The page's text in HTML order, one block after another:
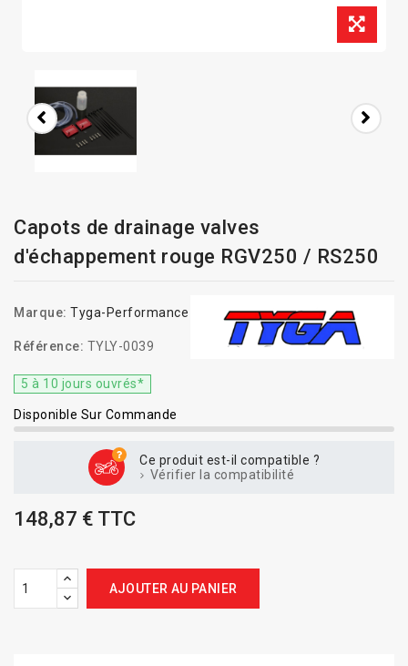
Capots de drainage valves
d'échappement rouge RGV250 / RS250
Marque: Tyga-Performance
Référence: TYLY-0039
5 à 10 jours ouvrés*
Disponible Sur Commande
Ce produit est-il compatible ?
Vérifier la compatibilité
148,87 € TTC
AJOUTER AU PANIER